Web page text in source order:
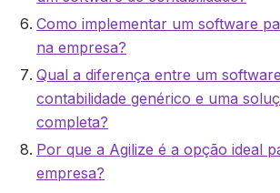
Como implementar um software
na empresa?
Qual a diferença entre um
contabilidade genérico e uma
completa?
Por que a Agilize é a opção ideal
empresa?